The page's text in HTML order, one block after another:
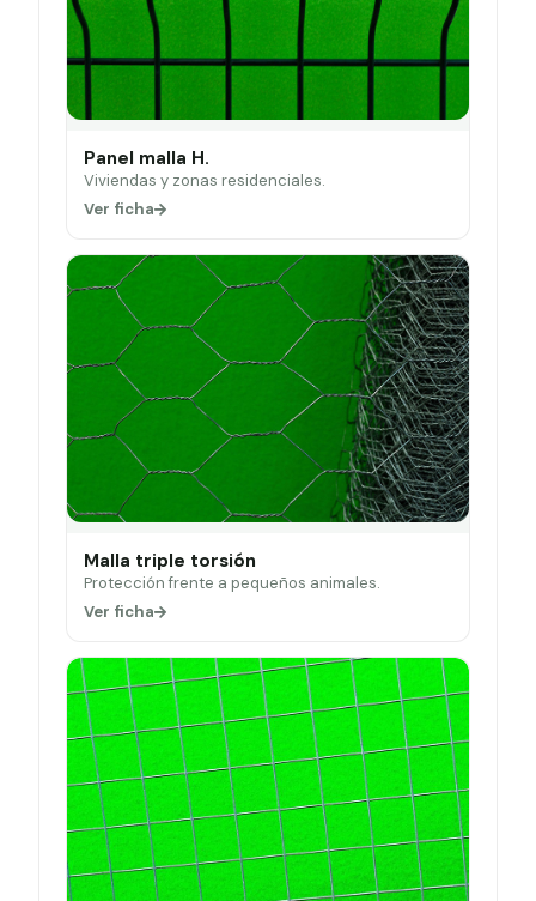
Panel malla H.
Viviendas y zonas residenciales.
Ver ficha
Malla triple torsión
Protección frente a pequeños animales.
Ver ficha